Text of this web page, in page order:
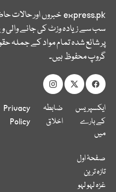
express.pkخبروں اور حالات
سب سے زیادہ وزٹ کی جانے
پر شائع شدہ تمام مواد کے جملہ
گروپ محفوظ ہیں۔
ایکسپریس
کے بارے
میں
ضابطہ
اخلاق
Privacy
Policy
صفحۂ اول
تازہ ترین
غزہ لہو لہو